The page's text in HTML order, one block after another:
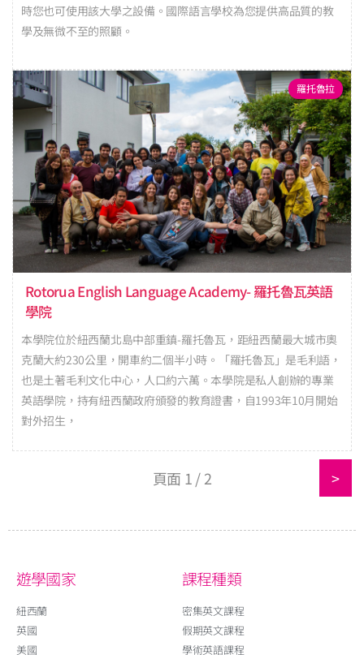
時您也可使用該大學之設備。國際語言學校為您提供高品質的教
學及無微不至的照顧。
羅托魯拉
Rotorua English Language Academy- 羅托魯瓦英語
學院
本學院位於紐西蘭北島中部重鎮-羅托魯瓦，距紐西蘭最大城市奧
克蘭大約230公里，開車約二個半小時。「羅托魯瓦」是毛利語，
也是土著毛利文化中心，人口約六萬。本學院是私人創辦的專業
英語學院，持有紐西蘭政府頒發的教育證書，自1993年10月開始
對外招生，
>
頁面 1 / 2
遊學國家
紐西蘭
英國
美國
課程種類
密集英文課程
假期英文課程
學術英語課程